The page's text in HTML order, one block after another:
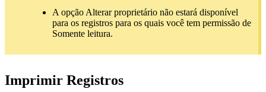
A opção Alterar proprietário não estará disponível
para os registros para os quais você tem permissão de
Somente leitura.
Imprimir Registros